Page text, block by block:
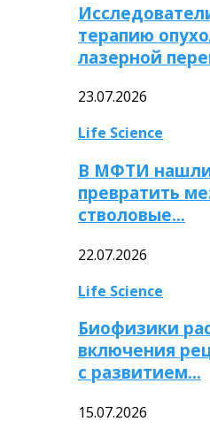
терапию
лазерной
23.07.2026
Life Science
В МФТИ нашли
превратить
стволовые…
22.07.2026
Life Science
Биофизики
включения
с развитием…
15.07.2026